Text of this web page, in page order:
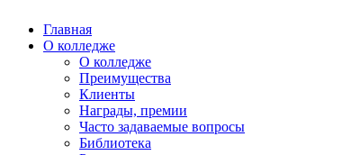
Главная
О колледже
О колледже
Преимущества
Клиенты
Награды, премии
Часто задаваемые вопросы
Библиотека